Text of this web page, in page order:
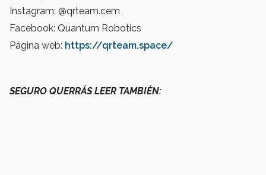
Instagram: @qrteam.cem
Facebook: Quantum Robotics
Página web: https://qrteam.space/
SEGURO QUERRÁS LEER TAMBIÉN: